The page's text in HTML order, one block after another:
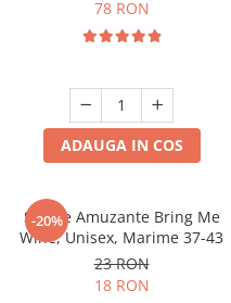
78 RON
ADAUGA IN COS
-20%
Sosete Amuzante Bring Me
Wine, Unisex, Marime 37-43
23 RON
18 RON